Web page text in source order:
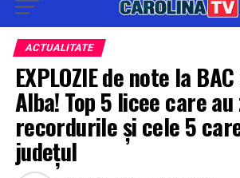
ACTUALITATE
EXPLOZIE de note la
Alba! Top 5 licee care
recordurile și cele 5
județul